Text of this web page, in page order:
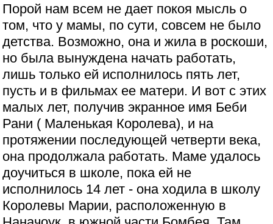
Порой нам всем не дает покоя мысль о
том, что у мамы, по сути, совсем не было
детства. Возможно, она и жила в роскоши,
но была вынуждена начать работать,
лишь только ей исполнилось пять лет,
пусть и в фильмах ее матери. И вот с этих
малых лет, получив экранное имя Беби
Рани ( Маленькая Королева), и на
протяжении последующей четверти века,
она продолжала работать. Маме удалось
доучиться в школе, пока ей не
исполнилось 14 лет - она ходила в школу
Королевы Марии, расположенную в